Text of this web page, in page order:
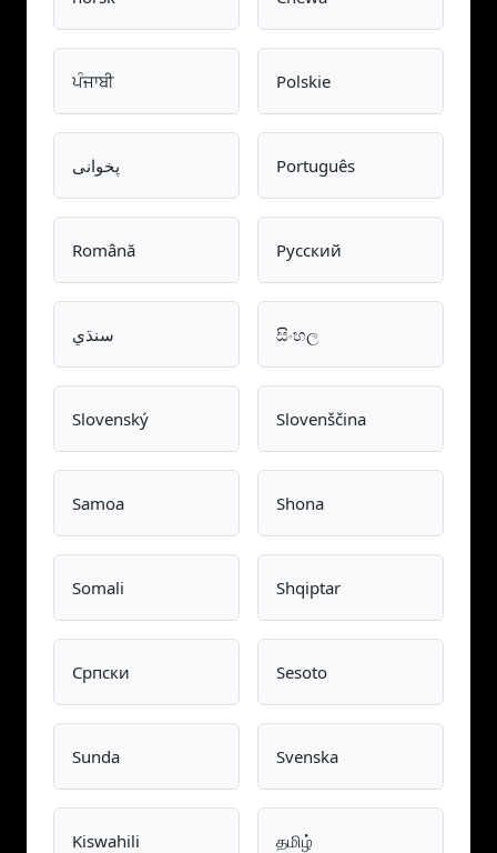
ਪੰਜਾਬੀ Polskie
پخوانی Português
Română Pусский
سنڌي සිංහල
Slovenský Slovenščina
Samoa Shona
Somali Shqiptar
Српски Sesoto
Sunda Svenska
Kiswahili தமிழ்